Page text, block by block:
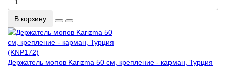
В корзину
Держатель мопов Karizma 50 см, крепление - карман, Турция